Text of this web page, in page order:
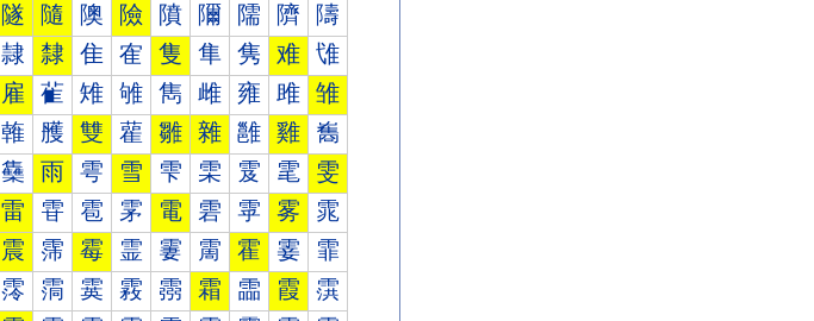
隧 隨 隩 險 隫 隬 隭 隮 隯
隷 隸 隹 隺 隻 隼 隽 难 隿
雇 雈 雉 雊 雋 雌 雍 雎 雏
雗 雘 雙 雚 雛 雜 雝 雞 雟
雧 雨 雩 雪 雫 雬 雭 雮 雯
雷 雸 雹 雺 電 雼 雽 雾 雿
震 霈 霉 霊 霋 霌 霍 霎 霏
霗 霘 霙 霚 霛 霜 霝 霞 霟